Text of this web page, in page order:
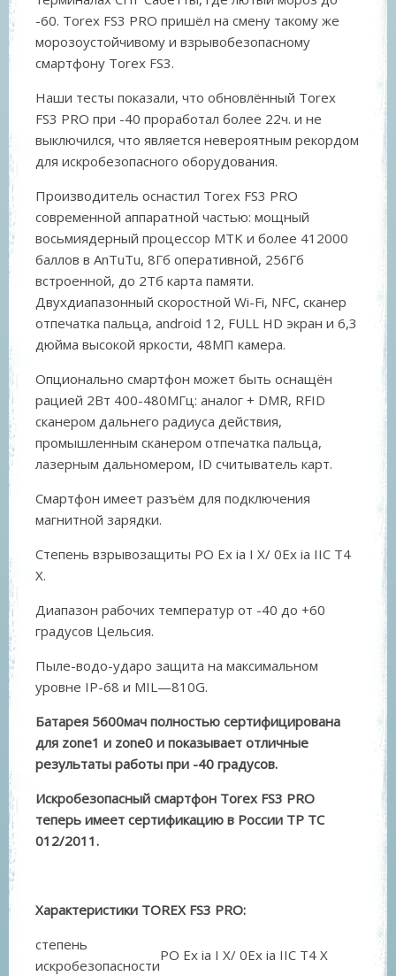
-60. Torex FS3 PRO пришёл на смену такому же
морозоустойчивому и взрывобезопасному
смартфону Torex FS3.
Наши тесты показали, что обновлённый Torex
FS3 PRO при -40 проработал более 22ч. и не
выключился, что является невероятным рекордом
для искробезопасного оборудования.
Производитель оснастил Torex FS3 PRO
современной аппаратной частью: мощный
восьмиядерный процессор MTK и более 412000
баллов в AnTuTu, 8Гб оперативной, 256Гб
встроенной, до 2Тб карта памяти.
Двухдиапазонный скоростной Wi-Fi, NFC, сканер
отпечатка пальца, android 12, FULL HD экран и 6,3
дюйма высокой яркости, 48МП камера.
Опционально смартфон может быть оснащён
рацией 2Вт 400-480МГц: аналог + DMR, RFID
сканером дальнего радиуса действия,
промышленным сканером отпечатка пальца,
лазерным дальномером, ID считыватель карт.
Смартфон имеет разъём для подключения
магнитной зарядки.
Степень взрывозащиты РО Ex ia I Х/ 0Ex ia IIC T4
X.
Диапазон рабочих температур от -40 до +60
градусов Цельсия.
Пыле-водо-ударо защита на максимальном
уровне IP-68 и MIL—810G.
Батарея 5600мач полностью сертифицирована
для zone1 и zone0 и показывает отличные
результаты работы при -40 градусов.
Искробезопасный смартфон Torex FS3 PRO
теперь имеет сертификацию в России ТР ТС
012/2011.
Характеристики TOREX FS3 PRO:
степень
искробезопасности
РО Ex ia I Х/ 0Ex ia IIC T4 X